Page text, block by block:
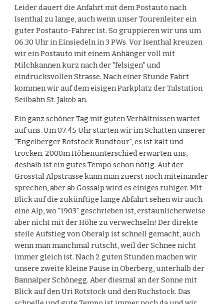
Leider dauert die Anfahrt mit dem Postauto nach
Isenthal zu lange, auch wenn unser Tourenleiter ein
guter Postauto-Fahrer ist. So gruppieren wir uns um
06.30 Uhr in Einsiedeln in 3 PWs. Vor Isenthal kreuzen
wir ein Postauto mit einem Anhänger voll mit
Milchkannen kurz nach der "felsigen" und
eindrucksvollen Strasse. Nach einer Stunde Fahrt
kommen wir auf dem eisigen Parkplatz der Talstation
Seilbahn St. Jakob an.
Ein ganz schöner Tag mit guten Verhältnissen wartet
auf uns. Um 07.45 Uhr starten wir im Schatten unserer
"Engelberger Rotstock Rundtour", es ist kalt und
trocken. 2000m Höhenunterschied erwarten uns,
deshalb ist ein gutes Tempo schon nötig. Auf der
Grosstal Alpstrasse kann man zuerst noch miteinander
sprechen, aber ab Gossalp wird es einiges ruhiger. Mit
Blick auf die zukünftige lange Abfahrt sehen wir auch
eine Alp, wo "1903" geschrieben ist, erstaunlicherweise
aber nicht mit der Höhe zu verwechseln! Der direkte
steile Aufstieg von Oberalp ist schnell gemacht, auch
wenn man manchmal rutscht, weil der Schnee nicht
immer gleich ist. Nach 2 guten Stunden machen wir
unsere zweite kleine Pause in Oberberg, unterhalb der
Bannalper Schönegg. Aber diesmal an der Sonne mit
Blick auf den Uri Rotstock und den Ruchstock. Das